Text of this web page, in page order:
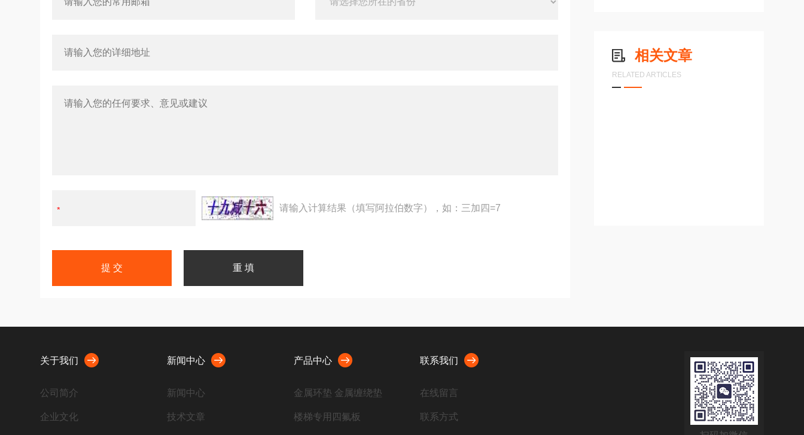
相关文章
RELATED ARTICLES
请输入计算结果（填写阿拉伯数字），如：三加四=7
关于我们
公司简介
企业文化
新闻中心
新闻中心
技术文章
产品中心
金属环垫 金属缠绕垫
楼梯专用四氟板
联系我们
在线留言
联系方式